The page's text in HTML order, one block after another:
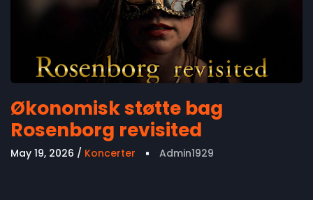
Økonomisk støtte bag
Rosenborg revisited
May 19, 2026 Koncerter Admin1929